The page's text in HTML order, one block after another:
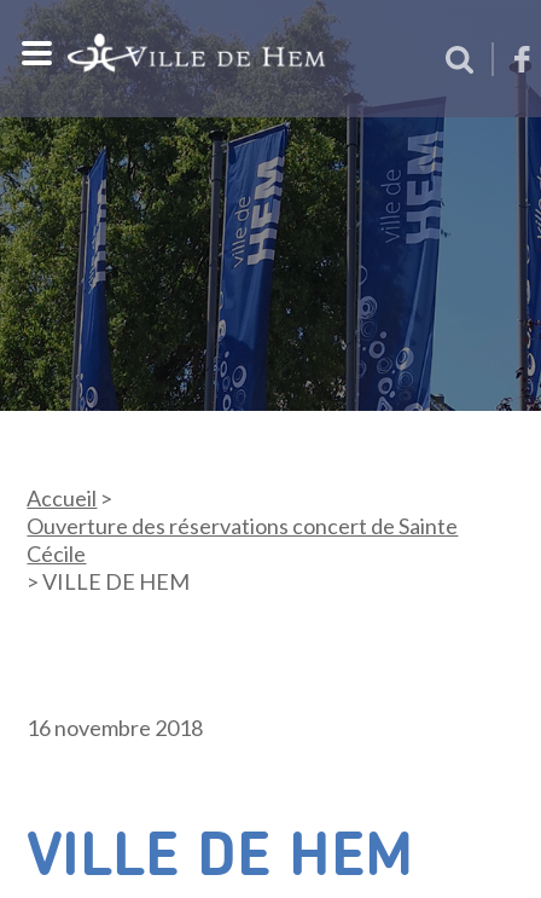
Accueil >
Ouverture des réservations concert de Sainte
Cécile
>VILLE DE HEM
16 novembre 2018
VILLE DE HEM